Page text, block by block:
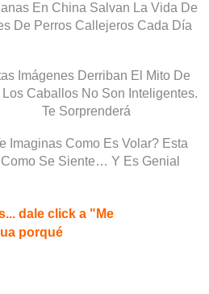
En China Salvan La Vida De
De Perros Callejeros Cada Día
Imágenes Derriban El Mito De
Los Caballos No Son Inteligentes.
Te Sorprenderá
Imaginas Como Es Volar? Esta
Se Siente… Y Es Genial
dale click a "Me
porqué